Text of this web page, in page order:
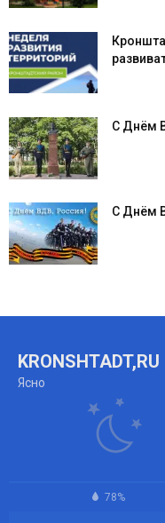
С Днём
С Днём
KRONSHTADT,RU
Ясно
78%